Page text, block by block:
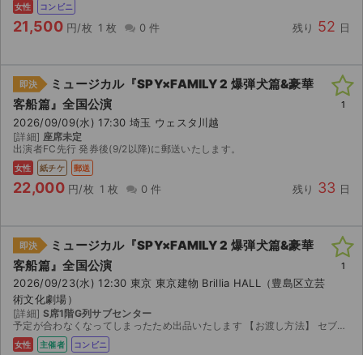
女性 コンビニ
21,500 円/枚 1 枚 0 件 残り 52 日
即決
ミュージカル『SPY×FAMILY 2 爆弾犬篇&豪華
客船篇』全国公演
2026/09/09(水) 17:30 埼玉 ウェスタ川越
[詳細] 座席未定
出演者FC先行 発券後(9/2以降)に郵送いたします。
女性 紙チケ 郵送
22,000 円/枚 1 枚 0 件 残り 33 日
1
即決
ミュージカル『SPY×FAMILY 2 爆弾犬篇&豪華
客船篇』全国公演
2026/09/23(水) 12:30 東京 東京建物 Brillia HALL（豊島区立芸
術文化劇場）
[詳細] S席1階G列サブセンター
予定が合わなくなってしまったため出品いたします 【お渡し方法】 セブンイレブンの発券番号をお伝えします 【注意事項】 公演が中止となった場合のみ、手数料を差し引いた金額を返金いた...
女性 主催者 コンビニ
1